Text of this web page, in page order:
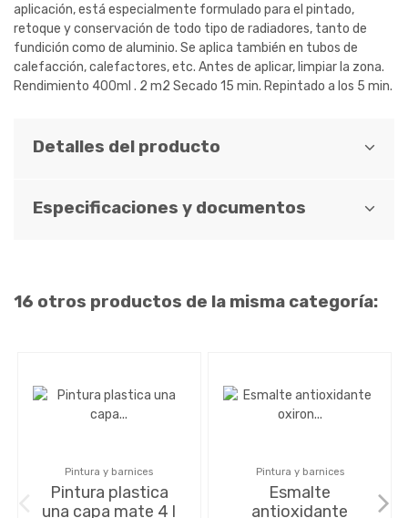
aplicación, está especialmente formulado para el pintado,
retoque y conservación de todo tipo de radiadores, tanto de
fundición como de aluminio. Se aplica también en tubos de
calefacción, calefactores, etc. Antes de aplicar, limpiar la zona.
Rendimiento 400ml . 2 m2 Secado 15 min. Repintado a los 5 min.
Detalles del producto
Especificaciones y documentos
16 otros productos de la misma categoría:
Pintura y barnices
Pintura plastica
una capa mate 4 l
Pintura y barnices
Esmalte
antioxidante